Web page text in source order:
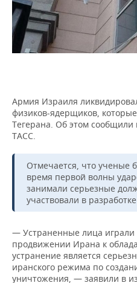
НЕФТЕХИМИЯ
НЕФТЬ
РОЗНИЧНАЯ ТОРГОВЛЯ
ТРАНСПОРТ
НОВОСТИ ТЕХНОЛОГИЙ
IT
ТЕЛЕКОММУНИКАЦИИ
МЕРОПРИЯТИЯ
НОВОСТИ МЕРОПРИЯТИЙ
БИЗНЕС-БРАНЧИ
ONLINE-КОНФЕРЕНЦИИ
ОТКРЫТАЯ ЛЕКЦИЯ
СПОРТ
ФУТБОЛ
ХОККЕЙ
БАСКЕТБОЛ
ВОЛЕЙБОЛ
ФИГУРНОЕ КАТАНИЕ
ВОДНЫЕ ВИДЫ СПОРТА
НОВОСТИ ОБЩЕСТВА
ВЛАСТЬ
ИНФРАСТРУКТУРА
ИСТОРИЯ
МЕДИЦИНА
ОБРАЗОВАНИЕ
ФОТОГАЛЕРЕЯ
СЮЖЕТЫ
СПРАВОЧНИК
СПИСОК ПЕРСОН
ПОЛНАЯ ВЕРСИЯ
Армия Израиля
физиков-ядерщиков,
Тегерана. Об этом сообщили
ТАСС.
Отмечается, что ученые
время первой волны
занимали серьезные
участвовали в
— Устраненные лица
продвижении Ирана к
устранение является
иранского режима по
уничтожения, — заявили в